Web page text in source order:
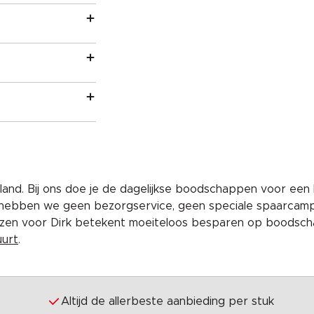
Bij ons doe je de dagelijkse boodschappen voor
we geen bezorgservice, geen speciale
voor Dirk betekent moeiteloos besparen op
.
Altijd de allerbeste aanbieding per stuk